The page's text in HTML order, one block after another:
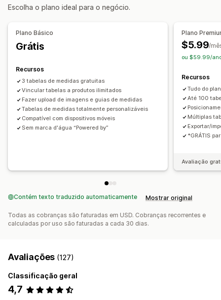
Opções de exibição
Ícones personalizados
Modelos
Importação e exportação
Tradução
Página do produto
Responsividade para dispositivos móveis
Importação e exportação
Escolha o plano ideal para o negócio.
Plano Básico
Grátis
Recursos
3 tabelas de medidas gratuitas
Vincular tabelas a produtos ilimitados
Fazer upload de imagens e guias de medidas
Tabelas de medidas totalmente personalizáveis
Compatível com dispositivos móveis
Sem marca d'água “Powered by”
Plano
$5.99/
ou $59.99/
Recursos
Tudo do
Até 100
Múltiplas
Exportar/
*GRÁTIS
Avaliação
Contém texto traduzido automaticamente Mostrar original
Todas as cobranças são faturadas em USD. Cobranças recorrentes e
calculadas por uso são faturadas a cada 30 dias.
Avaliações (127)
Classificação geral
4,7